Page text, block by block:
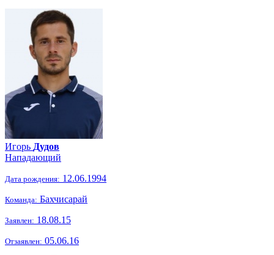
Игорь Дудов
Нападающий
Дата рождения: 12.06.1994
Команда: Бахчисарай
Заявлен: 18.08.15
Отзаявлен: 05.06.16